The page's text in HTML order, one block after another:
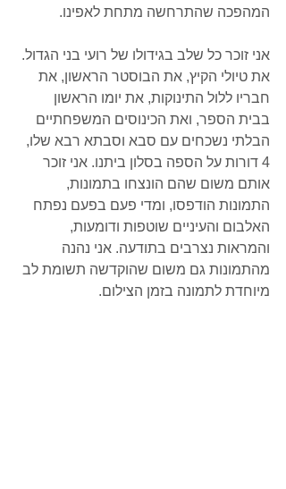
המהפכה שהתרחשה מתחת לאפינו.
אני זוכר כל שלב בגידולו של רועי בני הגדול.
את טיולי הקיץ, את הבוסטר הראשון, את
חבריו ללול התינוקות, את יומו הראשון
בבית הספר, ואת הכינוסים המשפחתיים
הבלתי נשכחים עם סבא וסבתא רבא שלו,
4 דורות על הספה בסלון ביתנו. אני זוכר
אותם משום שהם הונצחו בתמונות,
התמונות הודפסו, ומדי פעם בפעם נפתח
האלבום והעיניים שוטפות ודומעות,
והמראות נצרבים בתודעה. אני נהנה
מהתמונות גם משום שהוקדשה תשומת לב
מיוחדת לתמונה בזמן הצילום.